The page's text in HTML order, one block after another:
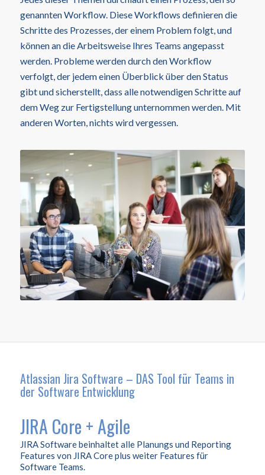
genannten Workflow. Diese Workflows definieren die
Schritte des Prozesses, der einem Problem folgt, und
können an die Arbeitsweise Ihres Teams angepasst
werden. Probleme werden durch den Workflow
verfolgt, der jedem einen Überblick über den Status
gibt und sicherstellt, dass alle notwendigen Schritte auf
dem Weg zur Fertigstellung unternommen werden. Mit
anderen Worten, nichts wird vergessen.
Atlassian Jira Software – DAS Tool für Teams in
der Software Entwicklung
JIRA Core + Agile
JIRA Software beinhaltet alle Planungs und Reporting
Features von JIRA Core plus weiter Features für
Software Teams.